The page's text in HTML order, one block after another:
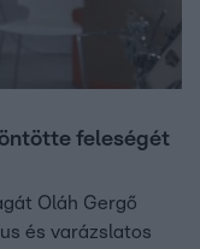
feleségét
Oláh Gergő
és varázslatos